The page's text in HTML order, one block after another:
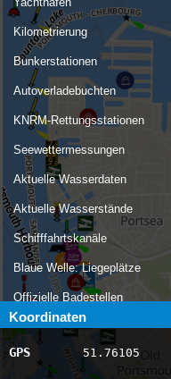
Kilometrierung
Bunkerstationen
Autoverladebuchten
KNRM-Rettungsstationen
Seewettermessungen
Aktuelle Wasserdaten
Aktuelle Wasserstände
Schifffahrtskanäle
Blaue Welle: Liegeplätze
Offizielle Badestellen
Nachrichten Binnenschifffahrt
AIS-Schiffspositionen
Koordinaten
GPS 51.76105